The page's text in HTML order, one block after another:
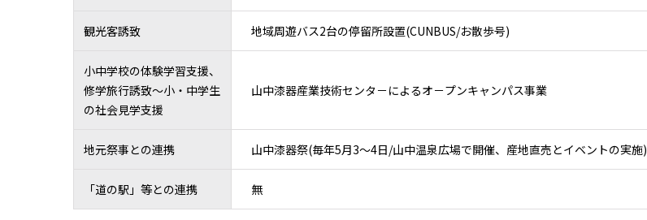
観光客誘致 地域周遊バス2台の停留所設置(CUNBUS/お散歩号)
小中学校の体験学習支援、
修学旅行誘致～小・中学生
の社会見学支援
山中漆器産業技術センタ－によるオ－プンキャンパス事業
地元祭事との連携 山中漆器祭(毎年5月3～4日/山中温泉広場で開催、産地直売とイベントの実施)
「道の駅」等との連携 無